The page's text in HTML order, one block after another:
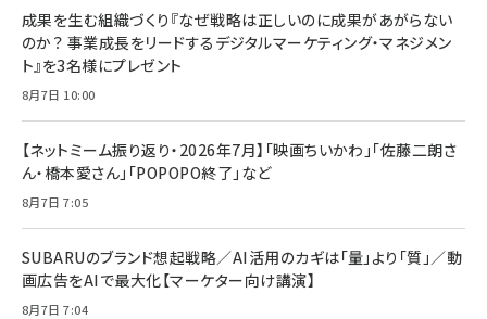
成果を生む組織づくり『なぜ戦略は正しいのに成果があがらない
のか？ 事業成長をリードするデジタルマーケティング・マネジメン
ト』を3名様にプレゼント
8月7日 10:00
【ネットミーム振り返り・2026年7月】「映画ちいかわ」「佐藤二朗さ
ん・橋本愛さん」「POPOPO終了」など
8月7日 7:05
SUBARUのブランド想起戦略／AI活用のカギは「量」より「質」／動
画広告をAIで最大化【マーケター向け講演】
8月7日 7:04